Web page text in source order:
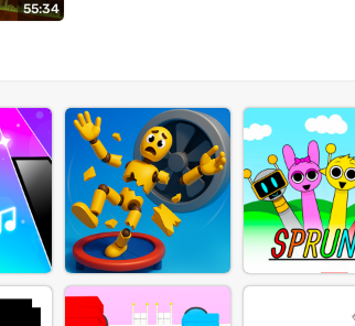
55:34